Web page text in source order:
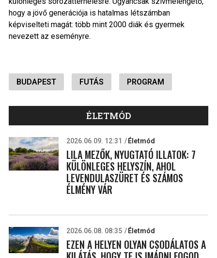
hogy a jövő generációja is hatalmas létszámban
képviselteti magát: több mint 2000 diák és gyermek
nevezett az eseményre.
BUDAPEST FUTÁS PROGRAM
ÉLETMÓD
2026.06.09. 12:31 Életmód
LILA MEZŐK, NYUGTATÓ ILLATOK: 7
KÜLÖNLEGES HELYSZÍN, AHOL
LEVENDULASZÜRET ÉS SZÁMOS
ÉLMÉNY VÁR
2026.06.08. 08:35 Életmód
EZEN A HELYEN OLYAN CSODÁLATOS A